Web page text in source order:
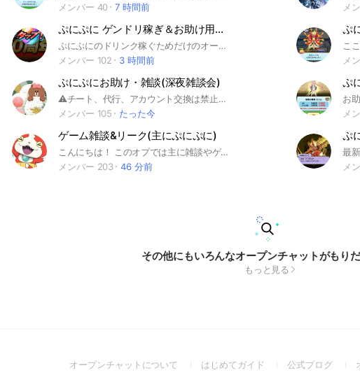
メンバー 40
7 時間前
メ
ぷにぷに ゲンドリ稼ぎ＆お助け用オープンチャット
ぷにぷにのドリンク稼ぐためだけのオープンチャットです。形式的には おはじきのボスなどが出た時にフレコと、ボスが出た報告をする→他の人が初手を打つ→みんなはドリンクゲット、自分は体力削られて嬉しい！ というような感じです。いわばチリツモですね。他にも雑談もOK気軽にゲンドリを集めましょう！#ぷにぷにお助け #ぷにぷに雑談 #ぷにぷにゲンドリ
メンバー 102
3 時間前
メ
ぷにぷにお助け・雑談(深夜雑談会)
⚠️チート、代行、アカウント交換は禁止です。 宣伝はノートにお願いします(*´ω｀*) 皆で楽しく助け合いましょう!😊 #ぷにぷに #ぷにぷにお助け #雑談 #深夜雑談 #抽選 #ルーレット
メンバー 105
たった今
ぷ
メ
ゲーム雑談&リーク(主にぷにぷに)
こんにちは！ このオプでは主に雑談やゲームのリークなど色々な事をしてます 主にぷにぷにメインです 細かいルールなどは大事なノートを見てください！ #ぷにぷに#リーク#ぷにぷにリーク#妖怪ウォッチ #雑談#ホロライブ#ゲーム
メンバー 203
46 分前
ぷ
メ
その他にもいろんなオープンチャットがもり
もっと見る
オープンチャットについて
(Openはじめてガイド
(Open公式ブログ